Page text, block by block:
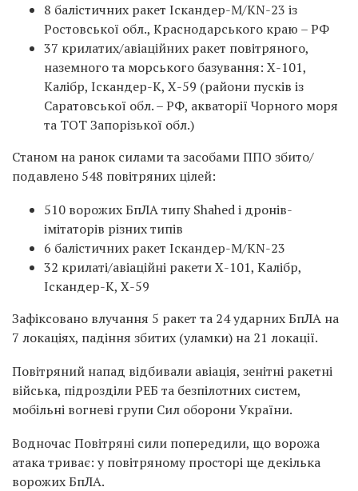
8 балістичних ракет Іскандер-М/KN-23 із
Ростовської обл., Краснодарського краю – РФ
37 крилатих/авіаційних ракет повітряного,
наземного та морського базування: Х-101,
Калібр, Іскандер-К, Х-59 (райони пусків із
Саратовської обл. – РФ, акваторії Чорного моря
та ТОТ Запорізької обл.)
Станом на ранок силами та засобами ППО збито/
подавлено 548 повітряних цілей:
510 ворожих БпЛА типу Shahed і дронів-
імітаторів різних типів
6 балістичних ракет Іскандер-М/KN-23
32 крилаті/авіаційні ракети Х-101, Калібр,
Іскандер-К, Х-59
Зафіксовано влучання 5 ракет та 24 ударних БпЛА на
7 локаціях, падіння збитих (уламки) на 21 локації.
Повітряний напад відбивали авіація, зенітні ракетні
війська, підрозділи РЕБ та безпілотних систем,
мобільні вогневі групи Сил оборони України.
Водночас Повітряні сили попередили, що ворожа
атака триває: у повітряному просторі ще декілька
ворожих БпЛА.